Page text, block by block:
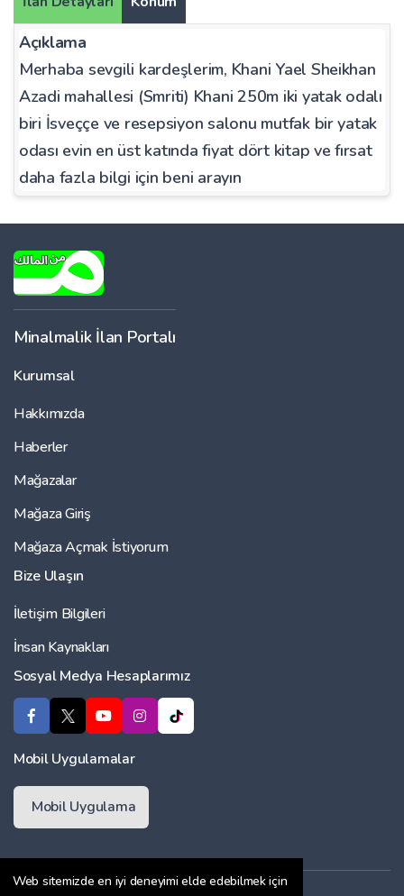
Web sitemizde en iyi deneyimi elde edebilmek için
Açıklama
Merhaba sevgili kardeşlerim, Khani Yael Sheikhan
Azadi mahallesi (Smriti) Khani 250m iki yatak odalı
biri İsveççe ve resepsiyon salonu mutfak bir yatak
odası evin en üst katında fiyat dört kitap ve fırsat
daha fazla bilgi için beni arayın
Minalmalik İlan Portalı
Kurumsal
Hakkımızda
Haberler
Mağazalar
Mağaza Giriş
Mağaza Açmak İstiyorum
Bize Ulaşın
İletişim Bilgileri
İnsan Kaynakları
Sosyal Medya Hesaplarımız
Mobil Uygulamalar
Mobil Uygulama